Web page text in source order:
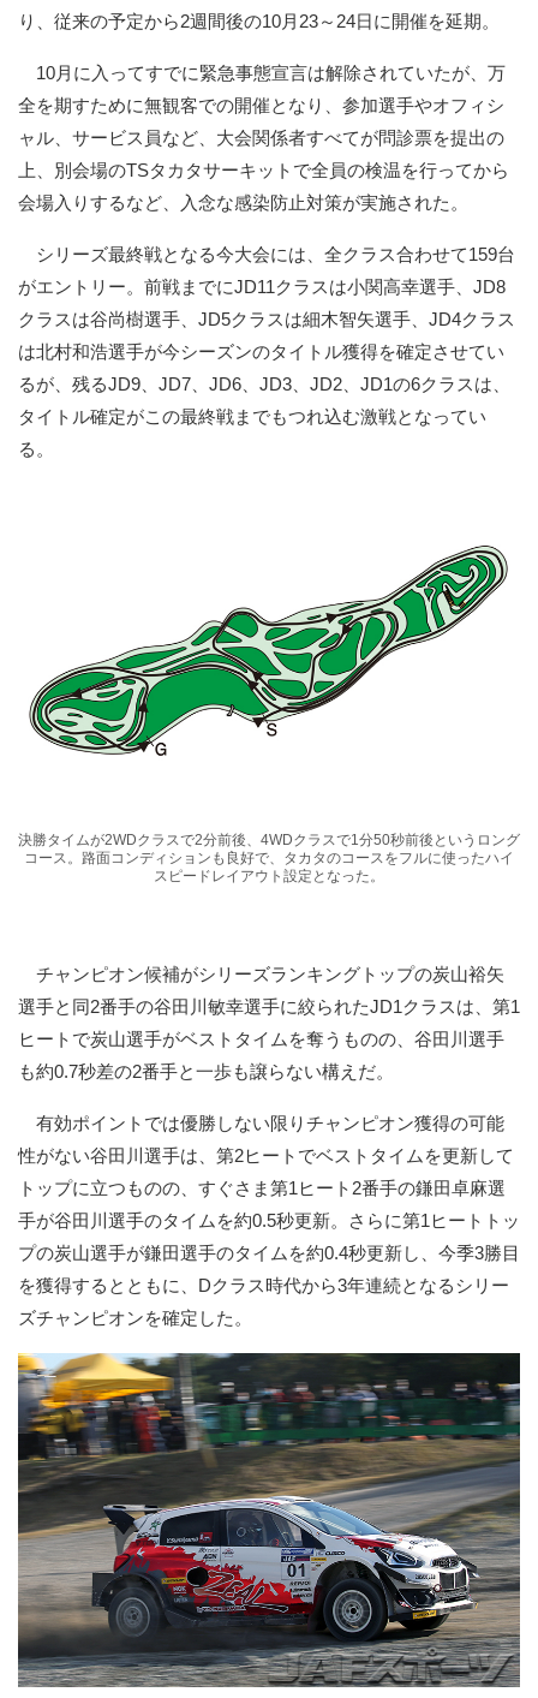
り、従来の予定から2週間後の10月23～24日に開催を延期。
10月に入ってすでに緊急事態宣言は解除されていたが、万
全を期すために無観客での開催となり、参加選手やオフィシ
ャル、サービス員など、大会関係者すべてが問診票を提出の
上、別会場のTSタカタサーキットで全員の検温を行ってから
会場入りするなど、入念な感染防止対策が実施された。
シリーズ最終戦となる今大会には、全クラス合わせて159台
がエントリー。前戦までにJD11クラスは小関高幸選手、JD8
クラスは谷尚樹選手、JD5クラスは細木智矢選手、JD4クラス
は北村和浩選手が今シーズンのタイトル獲得を確定させてい
るが、残るJD9、JD7、JD6、JD3、JD2、JD1の6クラスは、
タイトル確定がこの最終戦までもつれ込む激戦となってい
る。
決勝タイムが2WDクラスで2分前後、4WDクラスで1分50秒前後というロング
コース。路面コンディションも良好で、タカタのコースをフルに使ったハイ
スピードレイアウト設定となった。
チャンピオン候補がシリーズランキングトップの炭山裕矢
選手と同2番手の谷田川敏幸選手に絞られたJD1クラスは、第1
ヒートで炭山選手がベストタイムを奪うものの、谷田川選手
も約0.7秒差の2番手と一歩も譲らない構えだ。
有効ポイントでは優勝しない限りチャンピオン獲得の可能
性がない谷田川選手は、第2ヒートでベストタイムを更新して
トップに立つものの、すぐさま第1ヒート2番手の鎌田卓麻選
手が谷田川選手のタイムを約0.5秒更新。さらに第1ヒートトッ
プの炭山選手が鎌田選手のタイムを約0.4秒更新し、今季3勝目
を獲得するとともに、Dクラス時代から3年連続となるシリー
ズチャンピオンを確定した。